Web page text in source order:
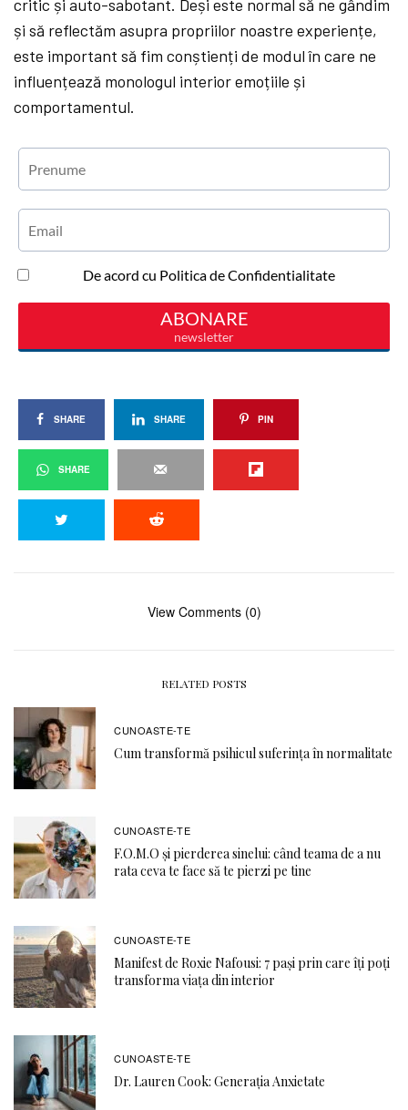
critic și auto-sabotant. Deși este normal să ne gândim
și să reflectăm asupra propriilor noastre experiențe,
este important să fim conștienți de modul în care ne
influențează monologul interior emoțiile și
comportamentul.
SHARE SHARE PIN
SHARE
View Comments (0)
RELATED POSTS
CUNOASTE-TE
Cum transformă psihicul suferința în normalitate
CUNOASTE-TE
F.O.M.O şi pierderea sinelui: când teama de a nu
rata ceva te face să te pierzi pe tine
CUNOASTE-TE
Manifest de Roxie Nafousi: 7 pași prin care îți poți
transforma viața din interior
CUNOASTE-TE
Dr. Lauren Cook: Generația Anxietate